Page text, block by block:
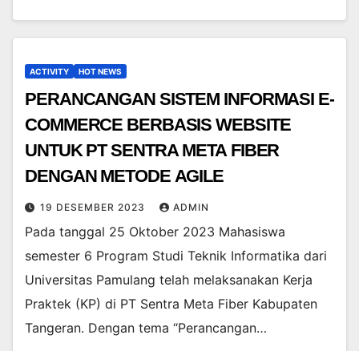
ACTIVITY HOT NEWS
PERANCANGAN SISTEM INFORMASI E-
COMMERCE BERBASIS WEBSITE
UNTUK PT SENTRA META FIBER
DENGAN METODE AGILE
19 DESEMBER 2023 ADMIN
Pada tanggal 25 Oktober 2023 Mahasiswa
semester 6 Program Studi Teknik Informatika dari
Universitas Pamulang telah melaksanakan Kerja
Praktek (KP) di PT Sentra Meta Fiber Kabupaten
Tangeran. Dengan tema “Perancangan…